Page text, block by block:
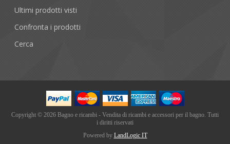
Ultimi prodotti visti
Confronta i prodotti
Cerca
Copyright © 2026 Bagno e ricambi - Vendita di ricambi e accessori per il bagno. Tutti
i diritti riservati
Powered by LandLogic IT